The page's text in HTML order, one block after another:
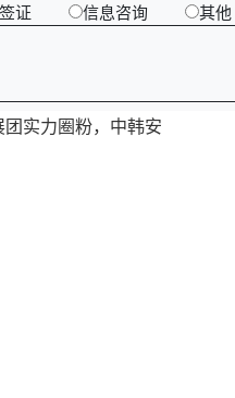
证 信息咨询 其他
实力圈粉，中韩安